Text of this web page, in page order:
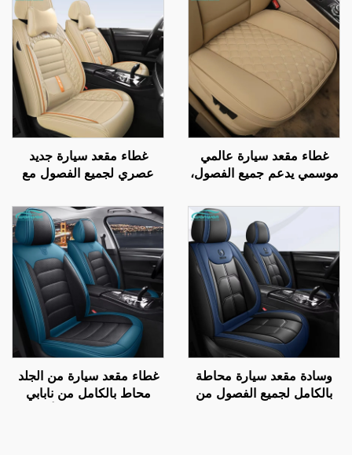
غطاء مقعد سيارة عالمي
موسمي يدعم جميع الفصول،
بظهر المقعد، متوفر على
أمازون وويش كمنتج مبيعات
ساخنة
غطاء مقعد سيارة جديد
عصري لجميع الفصول مع
للانفجار حريري ثلجي من
الأمام مصنوع من الجلد
وسادة مقعد سيارة محاطة
بالكامل لجميع الفصول من
غطاء مقعد سيارة من الجلد
محاط بالكامل من نابابي